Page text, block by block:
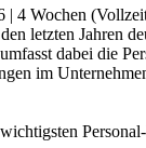
| 4 Wochen
letzten Jahren
dabei die
im